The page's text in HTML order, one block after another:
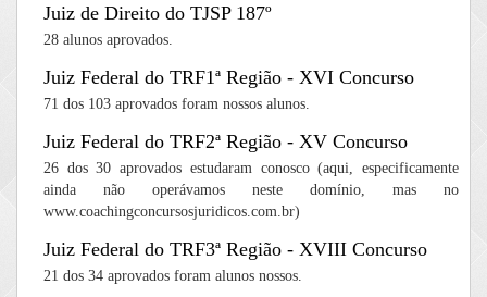
Juiz de Direito do TJSP 187º
28 alunos aprovados.
Juiz Federal do TRF1ª Região - XVI Concurso
71 dos 103 aprovados foram nossos alunos.
Juiz Federal do TRF2ª Região - XV Concurso
26 dos 30 aprovados estudaram conosco (aqui, especificamente
ainda não operávamos neste domínio, mas no
www.coachingconcursosjuridicos.com.br)
Juiz Federal do TRF3ª Região - XVIII Concurso
21 dos 34 aprovados foram alunos nossos.